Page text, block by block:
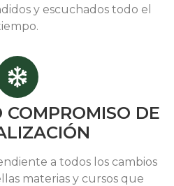
y escuchados todo el
COMPROMISO DE
a todos los cambios
materias y cursos que